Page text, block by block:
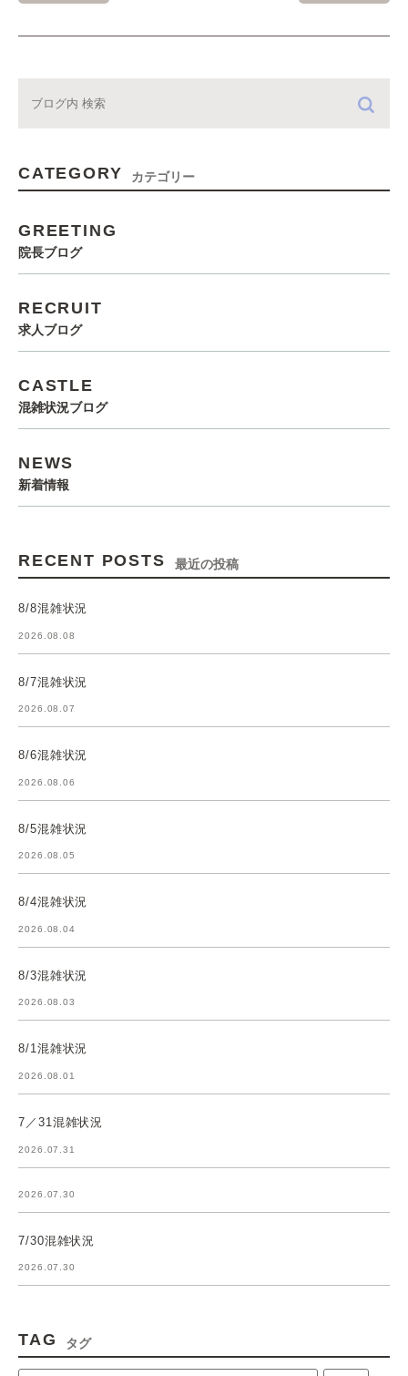
CATEGORY カテゴリー
GREETING
院長ブログ
RECRUIT
求人ブログ
CASTLE
混雑状況ブログ
NEWS
新着情報
RECENT POSTS 最近の投稿
8/8混雑状況
2026.08.08
8/7混雑状況
2026.08.07
8/6混雑状況
2026.08.06
8/5混雑状況
2026.08.05
8/4混雑状況
2026.08.04
8/3混雑状況
2026.08.03
8/1混雑状況
2026.08.01
7／31混雑状況
2026.07.31
2026.07.30
7/30混雑状況
2026.07.30
TAG タグ